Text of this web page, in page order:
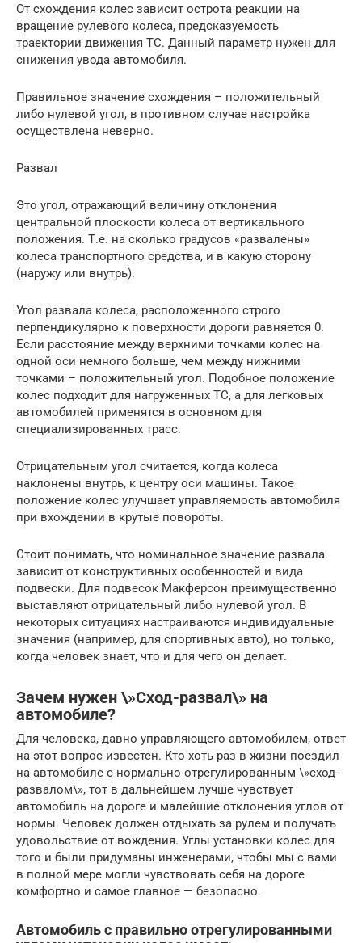
От схождения колес зависит острота реакции на
вращение рулевого колеса, предсказуемость
траектории движения ТС. Данный параметр нужен для
снижения увода автомобиля.
Правильное значение схождения – положительный
либо нулевой угол, в противном случае настройка
осуществлена неверно.
Развал
Это угол, отражающий величину отклонения
центральной плоскости колеса от вертикального
положения. Т.е. на сколько градусов «развалены»
колеса транспортного средства, и в какую сторону
(наружу или внутрь).
Угол развала колеса, расположенного строго
перпендикулярно к поверхности дороги равняется 0.
Если расстояние между верхними точками колес на
одной оси немного больше, чем между нижними
точками – положительный угол. Подобное положение
колес подходит для нагруженных ТС, а для легковых
автомобилей применятся в основном для
специализированных трасс.
Отрицательным угол считается, когда колеса
наклонены внутрь, к центру оси машины. Такое
положение колес улучшает управляемость автомобиля
при вхождении в крутые повороты.
Стоит понимать, что номинальное значение развала
зависит от конструктивных особенностей и вида
подвески. Для подвесок Макферсон преимущественно
выставляют отрицательный либо нулевой угол. В
некоторых ситуациях настраиваются индивидуальные
значения (например, для спортивных авто), но только,
когда человек знает, что и для чего он делает.
Зачем нужен \»Сход-развал\» на
автомобиле?
Для человека, давно управляющего автомобилем, ответ
на этот вопрос известен. Кто хоть раз в жизни поездил
на автомобиле с нормально отрегулированным \»сход-
развалом\», тот в дальнейшем лучше чувствует
автомобиль на дороге и малейшие отклонения углов от
нормы. Человек должен отдыхать за рулем и получать
удовольствие от вождения. Углы установки колес для
того и были придуманы инженерами, чтобы мы с вами
в полной мере могли чувствовать себя на дороге
комфортно и самое главное — безопасно.
Автомобиль с правильно отрегулированными